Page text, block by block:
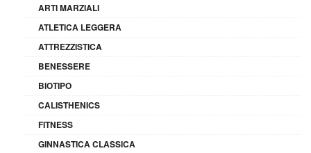
ARTI MARZIALI
ATLETICA LEGGERA
ATTREZZISTICA
BENESSERE
BIOTIPO
CALISTHENICS
FITNESS
GINNASTICA CLASSICA